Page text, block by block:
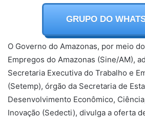
GRUPO DO
O Governo do Amazonas, por meio
Empregos do Amazonas (Sine/AM),
Secretaria Executiva do Trabalho e
(Setemp), órgão da Secretaria de
Desenvolvimento Econômico,
Inovação (Sedecti), divulga a oferta